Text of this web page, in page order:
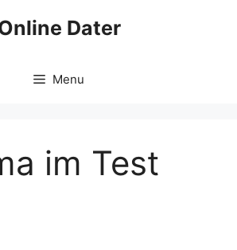
Dater
Menu
im Test